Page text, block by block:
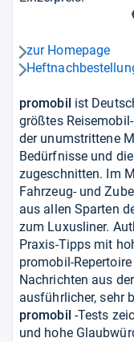
pfeil_navi_rechtszur Homepage
pfeil_navi_rechts
promobil ist
größtes
der unumstrittene
Bedürfnisse und
zugeschnitten. Im
Fahrzeug- und
aus allen Sparten
zum Luxusliner.
Praxis-Tipps mit
promobil-
Nachrichten aus
ausführlicher, sehr
promobil -Tests
und hohe